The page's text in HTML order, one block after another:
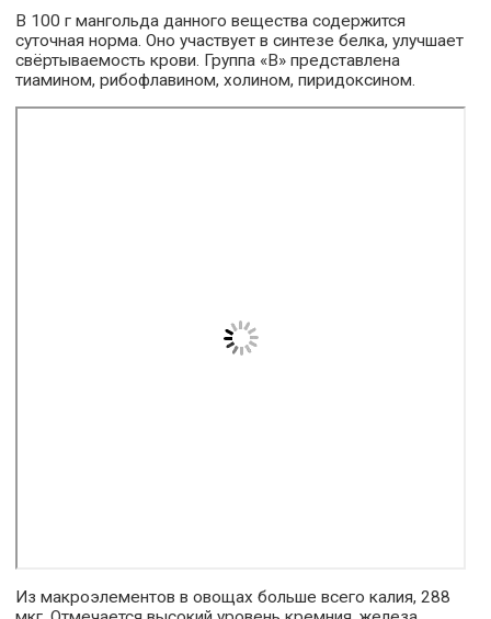
В 100 г мангольда данного вещества содержится
суточная норма. Оно участвует в синтезе белка, улучшает
свёртываемость крови. Группа «В» представлена
тиамином, рибофлавином, холином, пиридоксином.
Из макроэлементов в овощах больше всего калия, 288